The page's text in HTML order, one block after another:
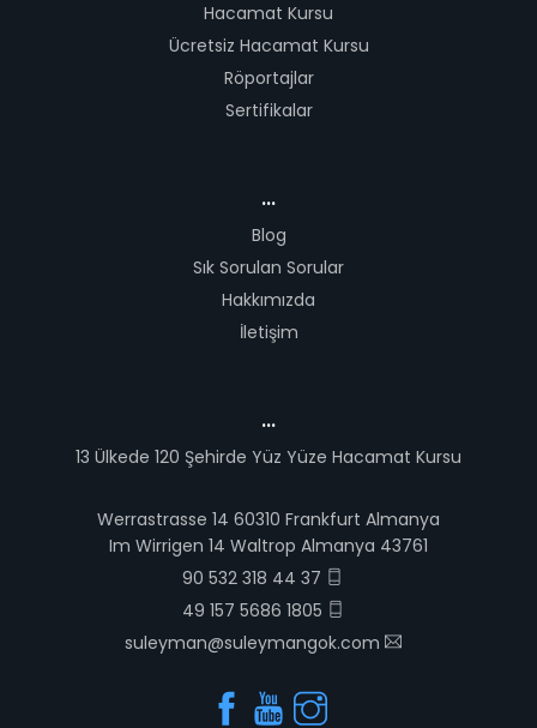
Hacamat Kursu
Ücretsiz Hacamat Kursu
Röportajlar
Sertifikalar
...
Blog
Sık Sorulan Sorular
Hakkımızda
İletişim
...
13 Ülkede 120 Şehirde Yüz Yüze Hacamat Kursu
Werrastrasse 14 60310 Frankfurt Almanya
Im Wirrigen 14 Waltrop Almanya 43761
90 532 318 44 37
49 157 5686 1805
suleyman@suleymangok.com